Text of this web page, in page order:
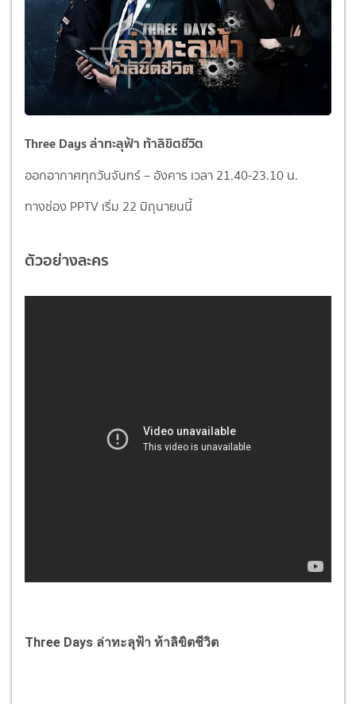
Three Days ล่าทะลุฟ้า ท้าลิขิตชีวิต
ออกอากาศทุกวันจันทร์ – อังคาร เวลา 21.40-23.10 น.
ทางช่อง PPTV เริ่ม 22 มิถุนายนนี้
ตัวอย่างละคร
Three Days ล่าทะลุฟ้า ท้าลิขิตชีวิต